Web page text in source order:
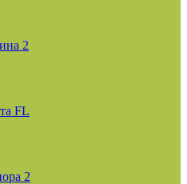
2
FL
2